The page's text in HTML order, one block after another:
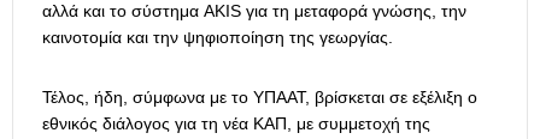
αλλά και το σύστημα AKIS για τη μεταφορά γνώσης, την
καινοτομία και την ψηφιοποίηση της γεωργίας.
Τέλος, ήδη, σύμφωνα με το ΥΠΑΑΤ, βρίσκεται σε εξέλιξη ο
εθνικός διάλογος για τη νέα ΚΑΠ, με συμμετοχή της